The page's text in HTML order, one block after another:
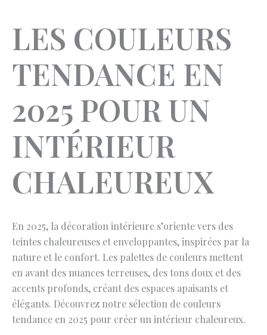
LES COULEURS
TENDANCE EN
2025 POUR UN
INTÉRIEUR
CHALEUREUX
En 2025, la décoration intérieure s’oriente vers des
teintes chaleureuses et enveloppantes, inspirées par la
nature et le confort. Les palettes de couleurs mettent
en avant des nuances terreuses, des tons doux et des
accents profonds, créant des espaces apaisants et
élégants. Découvrez notre sélection de couleurs
tendance en 2025 pour créer un intérieur chaleureux.